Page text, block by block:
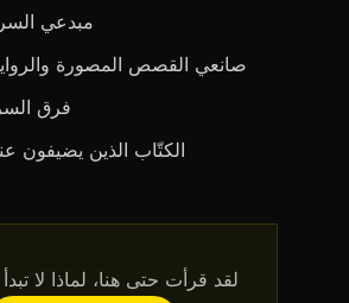
مبدعي
صانعي القصص المصورة
فرق
الكتّاب الذين يضيفون
لقد قرأت حتى هنا، لماذا لا تبدأ